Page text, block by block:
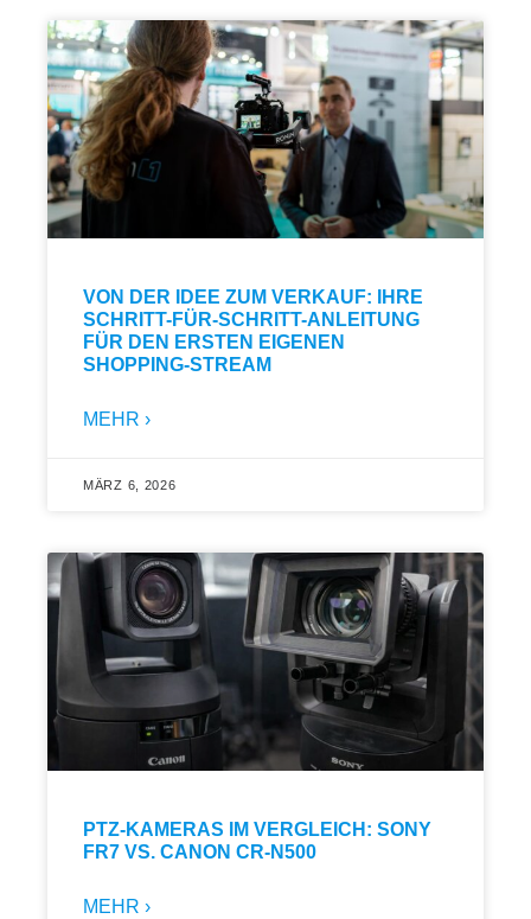
VON DER IDEE ZUM VERKAUF: IHRE
SCHRITT-FÜR-SCHRITT-ANLEITUNG
FÜR DEN ERSTEN EIGENEN
SHOPPING-STREAM
MEHR ›
MÄRZ 6, 2026
PTZ-KAMERAS IM VERGLEICH: SONY
FR7 VS. CANON CR-N500
MEHR ›